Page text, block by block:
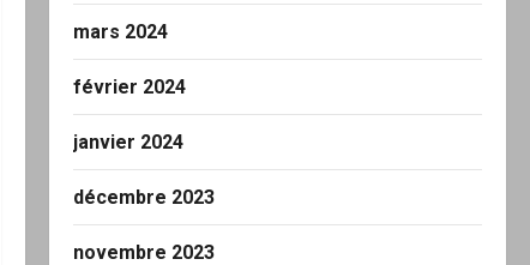
mars 2024
février 2024
janvier 2024
décembre 2023
novembre 2023